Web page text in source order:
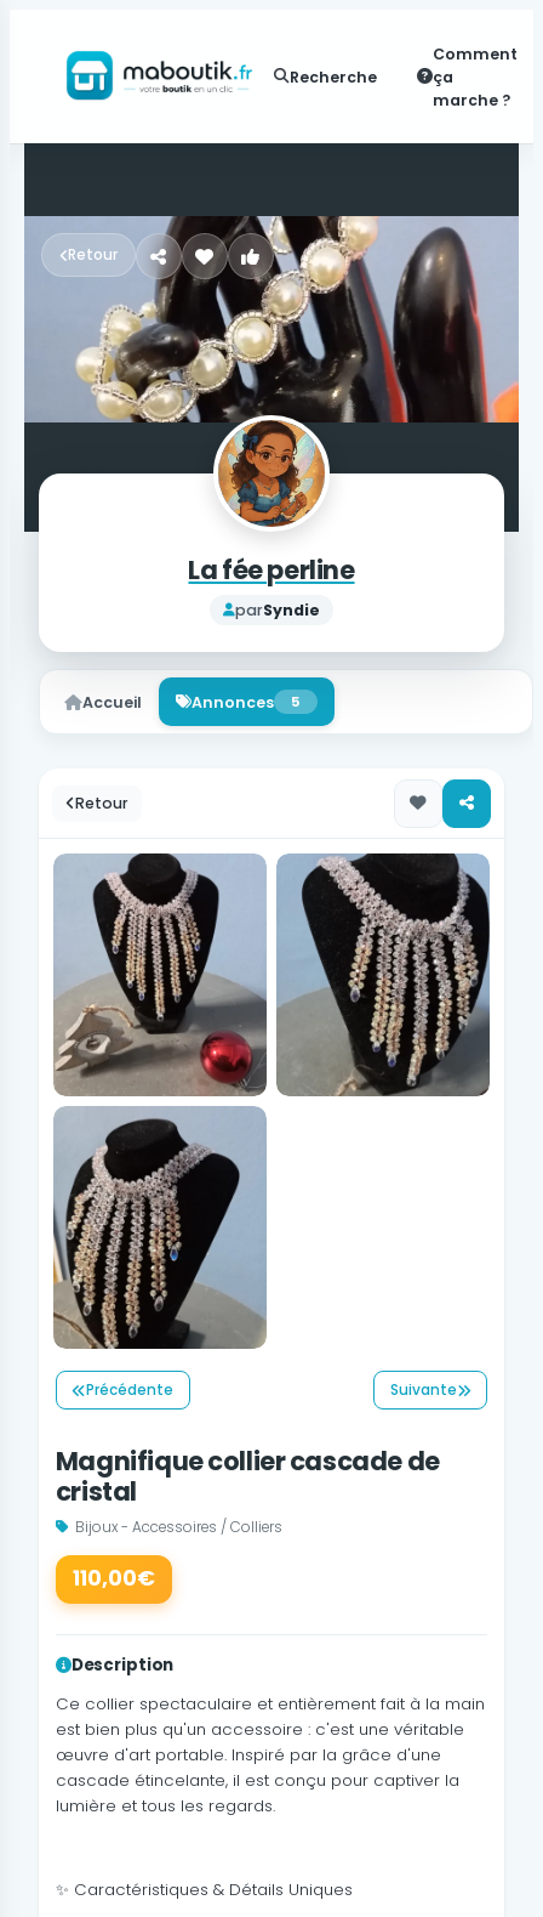
Recherche
Comment
ça
marche ?
Retour
La fée perline
parSyndie
Accueil Annonces 5
Retour
Précédente Suivante
Magnifique collier cascade de
cristal
Bijoux - Accessoires / Colliers
110,00€
Description
Ce collier spectaculaire et entièrement fait à la main
est bien plus qu'un accessoire : c'est une véritable
œuvre d'art portable. Inspiré par la grâce d'une
cascade étincelante, il est conçu pour captiver la
lumière et tous les regards.
✨ Caractéristiques & Détails Uniques